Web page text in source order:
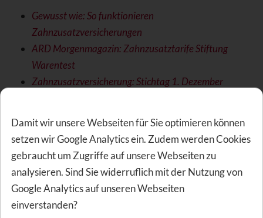
Gewusst wie: So funktionieren
Zahnzusatzversicherungen
ARD Morgenmagazin: Zahnzusatztarife Stiftung
Warentest
Zahnzusatzversicherung: Stichtag 1. Dezember
Finanzielle Vorteile durch
Zahnzusatzversicherungen
Damit wir unsere Webseiten für Sie optimieren können
setzen wir Google Analytics ein. Zudem werden Cookies
gebraucht um Zugriffe auf unsere Webseiten zu
analysieren. Sind Sie widerruflich mit der Nutzung von
Google Analytics auf unseren Webseiten
einverstanden?